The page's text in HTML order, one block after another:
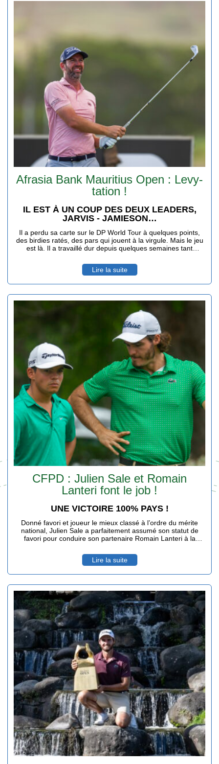
Afrasia Bank Mauritius Open : Levy-
tation !
IL EST À UN COUP DES DEUX LEADERS,
JARVIS - JAMIESON…
Il a perdu sa carte sur le DP World Tour à quelques points,
des birdies ratés, des pars qui jouent à la virgule. Mais le jeu
est là. Il a travaillé dur depuis quelques semaines tant
saison sur la deuxième division européenne, l'Hotel Planner
Tour pouvait payer… Invité sur l'Afrasia Bank Mauritius Open,
une carte de 68 ( - 4 ) avant de se faire dépasser par
l'écossais Scott Jamieson et le sud Africain Casey Jarvis.
Lire la suite
CFPD : Julien Sale et Romain
Lanteri font le job !
UNE VICTOIRE 100% PAYS !
Donné favori et joueur le mieux classé à l’ordre du mérite
national, Julien Sale a parfaitement assumé son statut de
favori pour conduire son partenaire Romain Lanteri à la
de double. Avec à la clef pour ce dernier l’un des plus gros
chèques de l’année.
Lire la suite